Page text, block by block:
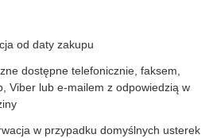
od daty zakupu
dostępne telefonicznie, faksem,
Viber lub e-mailem z odpowiedzią w
w przypadku domyślnych usterek